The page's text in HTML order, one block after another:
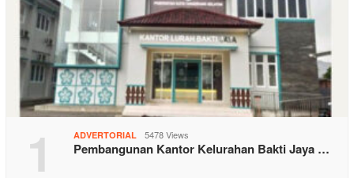
1 ADVERTORIAL 5478 Views
Pembangunan Kantor Kelurahan Bakti Jaya …